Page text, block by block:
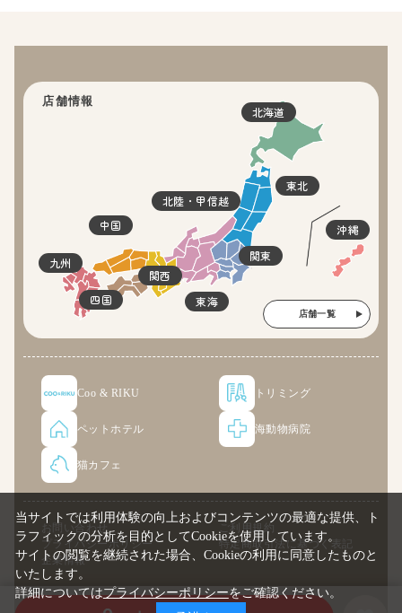
店舗情報
北海道
東北
関東
北陸・甲信越
東海
関西
四国
中国
九州
沖縄
店舗一覧
Coo & RIKU トリミング
ペットホテル 海動物病院
猫カフェ
お問い合わせ
ご利用規約
プライバシーポリシー
特定商取引法に基づく表記
企業情報
© COO PREMIUM ONLINE
当サイトでは利用体験の向上およびコンテンツの最適な提供、ト
ラフィックの分析を目的としてCookieを使用しています。
サイトの閲覧を継続された場合、Cookieの利用に同意したものと
いたします。
詳細についてはプライバシーポリシーをご確認ください。